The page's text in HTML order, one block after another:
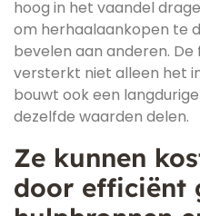
hoog in het vaandel
om herhaalaankopen te
bevelen aan anderen.
versterkt niet alleen het
bouwt ook een
dezelfde waarden delen.
Ze kunnen
door efficiënt